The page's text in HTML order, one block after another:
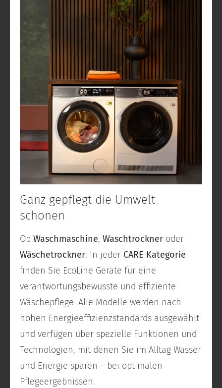
Ganz gepflegt die Umwelt
schonen
Ob Waschmaschine, Waschtrockner oder
Wäschetrockner: In jeder CARE Kategorie
finden Sie EcoLine Geräte für eine
verantwortungsbewusste und effiziente
Wäschepflege. Alle Modelle werden nach
hohen Energieeffizienzstandards ausgewählt
und verfügen über spezielle Funktionen und
Technologien, mit denen Sie im Alltag Wasser
und Energie sparen – bei optimalen
Pflegeergebnissen.